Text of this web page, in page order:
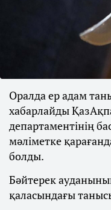
Оралда ер адам
хабарлайды
департаментінің
мәліметке
болды.
Бәйтерек
қаласындағы